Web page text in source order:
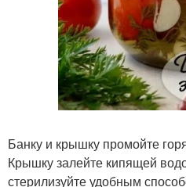
Банку и крышку промойте
Крышку залейте кипящей
стерилизуйте удобным